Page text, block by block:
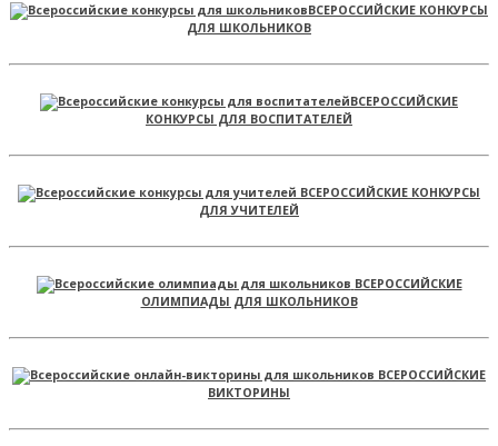
ВСЕРОССИЙСКИЕ КОНКУРСЫ
ДЛЯ ШКОЛЬНИКОВ
ВСЕРОССИЙСКИЕ
КОНКУРСЫ ДЛЯ ВОСПИТАТЕЛЕЙ
ВСЕРОССИЙСКИЕ КОНКУРСЫ
ДЛЯ УЧИТЕЛЕЙ
ВСЕРОССИЙСКИЕ
ОЛИМПИАДЫ ДЛЯ ШКОЛЬНИКОВ
ВСЕРОССИЙСКИЕ
ВИКТОРИНЫ